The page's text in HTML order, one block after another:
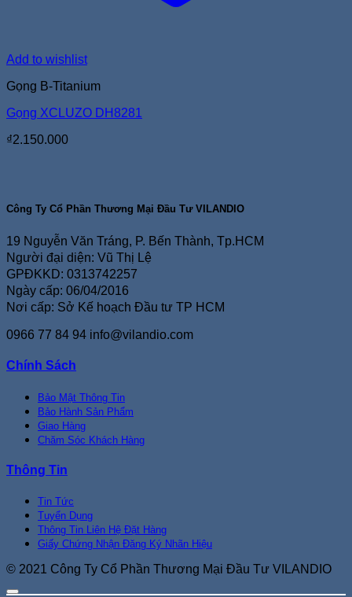
Add to wishlist
Gọng B-Titanium
Gọng XCLUZO DH8281
₫2.150.000
Công Ty Cổ Phần Thương Mại Đầu Tư VILANDIO
19 Nguyễn Văn Tráng, P. Bến Thành, Tp.HCM
Người đại diện: Vũ Thị Lệ
GPĐKKD: 0313742257
Ngày cấp: 06/04/2016
Nơi cấp: Sở Kế hoạch Đầu tư TP HCM
0966 77 84 94 info@vilandio.com
Chính Sách
Bảo Mật Thông Tin
Bảo Hành Sản Phẩm
Giao Hàng
Chăm Sóc Khách Hàng
Thông Tin
Tin Tức
Tuyển Dụng
Thông Tin Liên Hệ Đặt Hàng
Giấy Chứng Nhận Đăng Ký Nhãn Hiệu
© 2021 Công Ty Cổ Phần Thương Mại Đầu Tư VILANDIO